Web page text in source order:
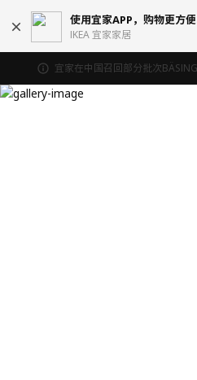
使用宜家APP，购物更方便
IKEA 宜家家居
宜家在中国召回部分批次